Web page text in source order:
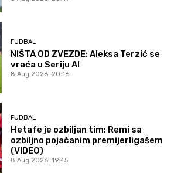
FUDBAL
NIŠTA OD ZVEZDE: Aleksa Terzić se
vraća u Seriju A!
8 Aug 2026. 20:16
FUDBAL
Hetafe je ozbiljan tim: Remi sa
ozbiljno pojačanim premijerligašem
(VIDEO)
8 Aug 2026. 19:45